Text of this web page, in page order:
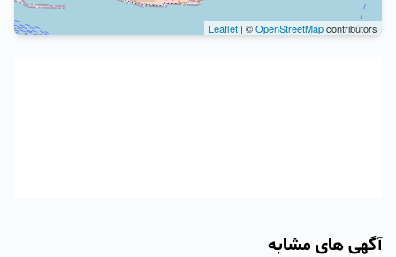
Leaflet | ©OpenStreetMapcontributors
آگهی های مشابه